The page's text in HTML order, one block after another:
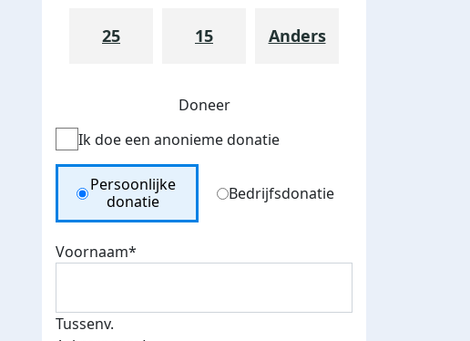
25 15 Anders
Doneer
Ik doe een anonieme donatie
Donation Type
Persoonlijke
donatie
Bedrijfsdonatie
Voornaam*
Tussenv.